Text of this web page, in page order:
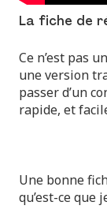
La fiche de
Ce n’est pas
une version
passer d’un
rapide, et
Une bonne
qu’est-ce que